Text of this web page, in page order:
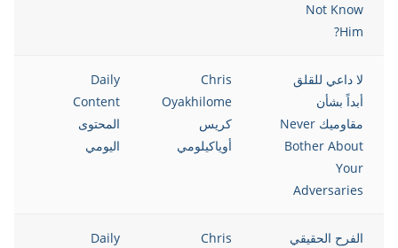
Not Know
Him?
لا داعي للقلق
أبداً بشأن
مقاوميك Never
Bother About
Your
Adversaries
Chris
Oyakhilome
كريس
أوياكيلومي
Daily
Content
المحتوى
اليومي
الفرح الحقيقي
Chris
Daily